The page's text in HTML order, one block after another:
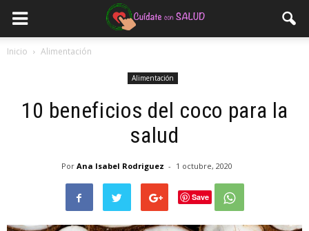
Inicio Alimentación
Alimentación
10 beneficios del coco para la
salud
Por Ana Isabel Rodriguez - 1 octubre, 2020
Save